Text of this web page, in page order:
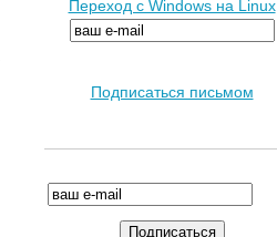
Переход с Windows на Linux
Подписаться письмом